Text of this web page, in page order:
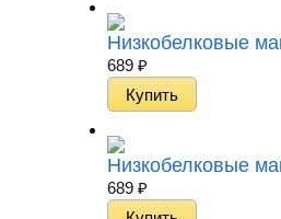
Низкобелковые
689 ₽
Низкобелковые
689 ₽